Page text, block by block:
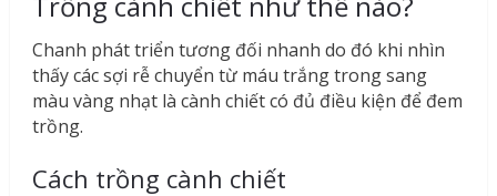
Chanh phát triển tương đối nhanh do đó khi nhìn
thấy các sợi rễ chuyển từ máu trắng trong sang
màu vàng nhạt là cành chiết có đủ điều kiện để đem
trồng.
Cách trồng cành chiết